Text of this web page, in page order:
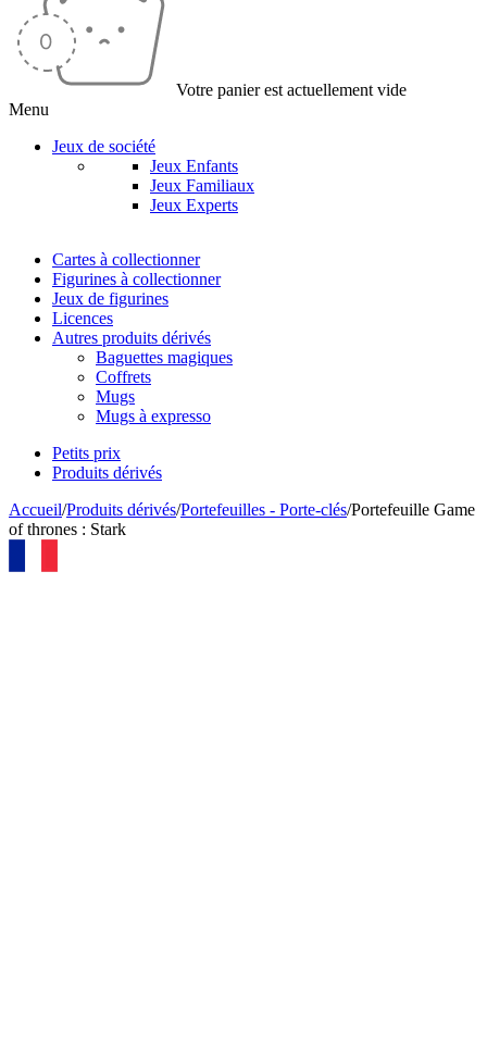
Votre panier est actuellement vide
Menu
Jeux de société
Jeux Enfants
Jeux Familiaux
Jeux Experts
Cartes à collectionner
Figurines à collectionner
Jeux de figurines
Licences
Autres produits dérivés
Baguettes magiques
Coffrets
Mugs
Mugs à expresso
Petits prix
Produits dérivés
Accueil/Produits dérivés/Portefeuilles - Porte-clés/Portefeuille Game
of thrones : Stark